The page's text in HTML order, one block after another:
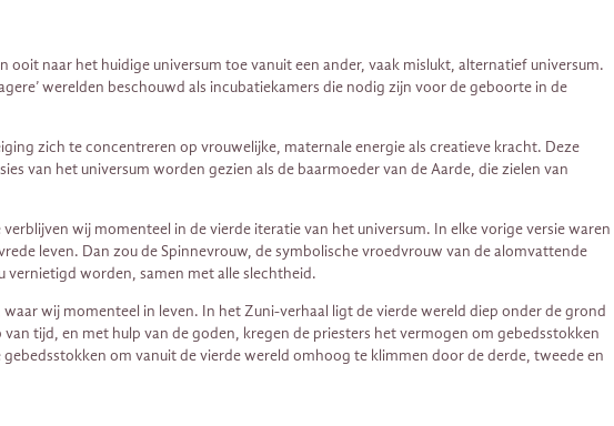
naar het huidige universum toe vanuit een ander, vaak mislukt, alternatief universum.
werelden beschouwd als incubatiekamers die nodig zijn voor de geboorte in de
zich te concentreren op vrouwelijke, maternale energie als creatieve kracht. Deze
van het universum worden gezien als de baarmoeder van de Aarde, die zielen van
wij momenteel in de vierde iteratie van het universum. In elke vorige versie waren
leven. Dan zou de Spinnevrouw, de symbolische vroedvrouw van de alomvattende
vernietigd worden, samen met alle slechtheid.
wij momenteel in leven. In het Zuni-verhaal ligt de vierde wereld diep onder de grond
tijd, en met hulp van de goden, kregen de priesters het vermogen om gebedsstokken
om vanuit de vierde wereld omhoog te klimmen door de derde, tweede en